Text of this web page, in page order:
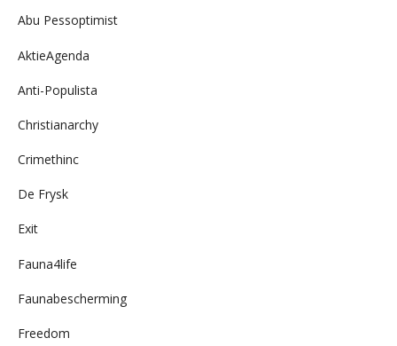
Abu Pessoptimist
AktieAgenda
Anti-Populista
Christianarchy
Crimethinc
De Frysk
Exit
Fauna4life
Faunabescherming
Freedom